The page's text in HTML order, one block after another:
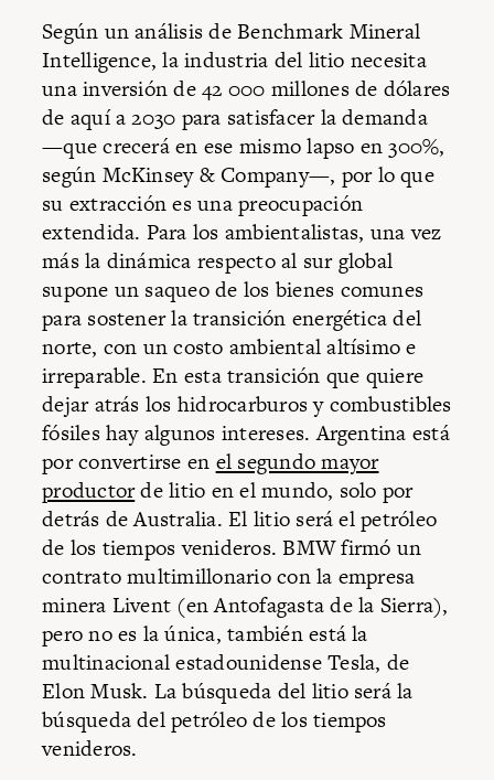
Según un análisis de Benchmark Mineral
Intelligence, la industria del litio necesita
una inversión de 42 000 millones de dólares
de aquí a 2030 para satisfacer la demanda
—que crecerá en ese mismo lapso en 300%,
según McKinsey & Company—, por lo que
su extracción es una preocupación
extendida. Para los ambientalistas, una vez
más la dinámica respecto al sur global
supone un saqueo de los bienes comunes
para sostener la transición energética del
norte, con un costo ambiental altísimo e
irreparable. En esta transición que quiere
dejar atrás los hidrocarburos y combustibles
fósiles hay algunos intereses. Argentina está
por convertirse en el segundo mayor
productorde litio en el mundo, solo por
detrás de Australia. El litio será el petróleo
de los tiempos venideros. BMW firmó un
contrato multimillonario con la empresa
minera Livent (en Antofagasta de la Sierra),
pero no es la única, también está la
multinacional estadounidense Tesla, de
Elon Musk. La búsqueda del litio será la
búsqueda del petróleo de los tiempos
venideros.